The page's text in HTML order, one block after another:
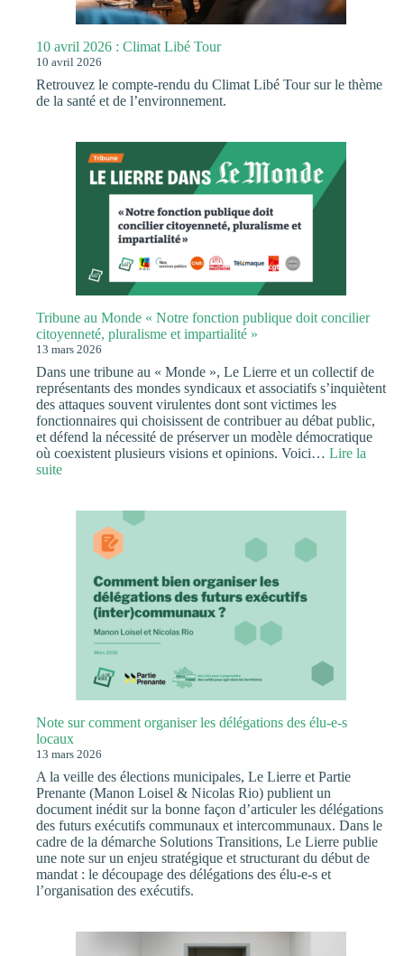
10 avril 2026 : Climat Libé Tour
10 avril 2026
Retrouvez le compte-rendu du Climat Libé Tour sur le thème
de la santé et de l’environnement.
Tribune au Monde « Notre fonction publique doit concilier
citoyenneté, pluralisme et impartialité »
13 mars 2026
Dans une tribune au « Monde », Le Lierre et un collectif de
représentants des mondes syndicaux et associatifs s’inquiètent
des attaques souvent virulentes dont sont victimes les
fonctionnaires qui choisissent de contribuer au débat public,
et défend la nécessité de préserver un modèle démocratique
où coexistent plusieurs visions et opinions. Voici… Lire la
suite:
« Notre
fonction
concilier
citoyenneté,
pluralisme
impartialité »
Note sur comment organiser les délégations des élu-e-s
locaux
13 mars 2026
A la veille des élections municipales, Le Lierre et Partie
Prenante (Manon Loisel & Nicolas Rio) publient un
document inédit sur la bonne façon d’articuler les délégations
des futurs exécutifs communaux et intercommunaux. Dans le
cadre de la démarche Solutions Transitions, Le Lierre publie
une note sur un enjeu stratégique et structurant du début de
mandat : le découpage des délégations des élu-e-s et
l’organisation des exécutifs.